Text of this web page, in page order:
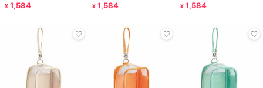
¥ 1,584
¥ 1,584
¥ 1,584